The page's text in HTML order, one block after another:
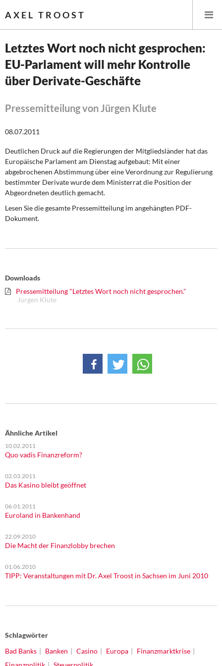
AXEL TROOST
Startseite
Leitlinien linker Wirtschafts- und Finanzpolitik
Wirtschaftspolitik
Steuer- und Finanzpolitik
Öffentliche Infrastruktur und Daseinsvorsorge
Eurokrise und Griechenland
Weitere Themen
Memo-Gruppe
Institut Solidarische Moderne
Letztes Wort noch nicht gesprochen:
EU-Parlament will mehr Kontrolle
über Derivate-Geschäfte
Pressemitteilung von Jürgen Klute
08.07.2011
Deutlichen Druck auf die Regierungen der Mitgliedsländer hat das
Europäische Parlament am Dienstag aufgebaut: Mit einer
abgebrochenen Abstimmung über eine Verordnung zur Regulierung
bestimmter Derivate wurde dem Ministerrat die Position der
Abgeordneten deutlich gemacht.
Lesen Sie die gesamte Pressemitteilung im angehängten PDF-
Dokument.
Downloads
Pressemitteilung "Letztes Wort noch nicht gesprochen."
Jürgen Klute
Ähnliche Artikel
10.02.2011
Quo vadis Finanzreform?
02.03.2011
Das Kasino bleibt geöffnet
06.01.2011
Euroland in Bankenhand
22.09.2010
Die Macht der Finanzlobby brechen
01.06.2010
TIPP: Veranstaltungen mit Dr. Axel Troost in Sachsen im Juni 2010
Schlagwörter
Bad Banks
Banken Casino Europa
Finanzmarktkrise